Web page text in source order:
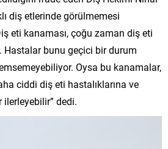
diş etlerinde görülmemesi
eti kanaması, çoğu zaman diş eti
Hastalar bunu geçici bir durum
Oysa bu kanamalar,
ciddi diş eti hastalıklarına ve
dedi.